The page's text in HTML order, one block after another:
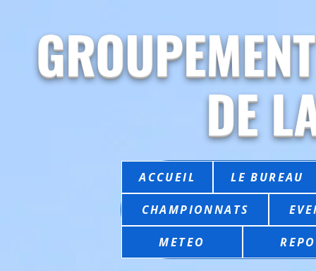
DE
ACCUEIL LE BUREAU
CHAMPIONNATS
METEO